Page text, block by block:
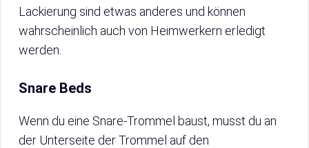
Lackierung sind etwas anderes und können
wahrscheinlich auch von Heimwerkern erledigt
werden.
Snare Beds
Wenn du eine Snare-Trommel baust, musst du an
der Unterseite der Trommel auf den